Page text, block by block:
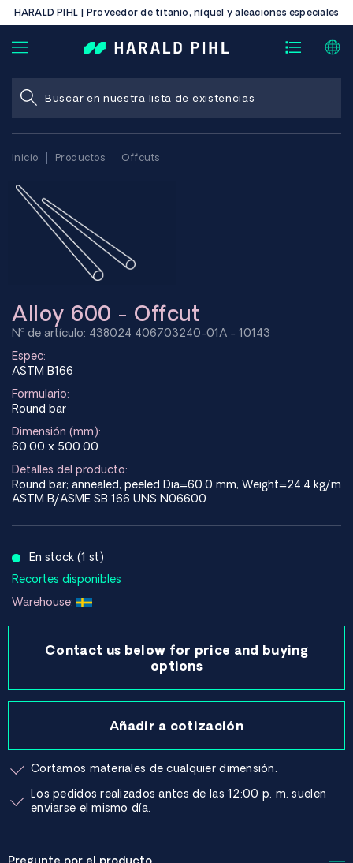
HARALD PIHL | Proveedor de titanio, níquel y aleaciones especiales
Inicio Productos Offcuts
Alloy 600 - Offcut
Nº de artículo: 438024 406703240-01A - 10143
Espec:
ASTM B166
Formulario:
Round bar
Dimensión (mm):
60.00 x 500.00
Detalles del producto:
Round bar; annealed, peeled Dia=60.0 mm, Weight=24.4 kg/m
ASTM B/ASME SB 166 UNS N06600
En stock (1 st)
Recortes disponibles
Warehouse:
Contact us below for price and buying
options
Añadir a cotización
Cortamos materiales de cualquier dimensión.
Los pedidos realizados antes de las 12:00 p. m. suelen
enviarse el mismo día.